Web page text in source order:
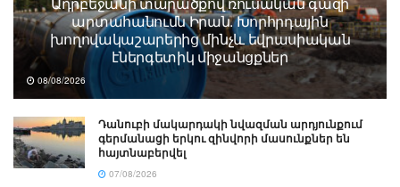
արտահանումն Իրան. Խորհրդային
խողովակաշարերից մինչև եվրասիական
էներգետիկ միջանցքներ
08/08/2026
Դանուբի մակարդակի նվազման արդյունքում
գերմանացի երկու զինվորի մասունքներ են
հայտնաբերվել
07/08/2026